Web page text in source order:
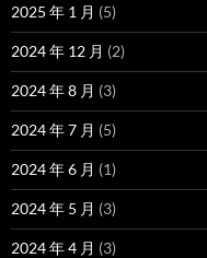
2025 年 1 月 (5)
2024 年 12 月 (2)
2024 年 8 月 (3)
2024 年 7 月 (5)
2024 年 6 月 (1)
2024 年 5 月 (3)
2024 年 4 月 (3)